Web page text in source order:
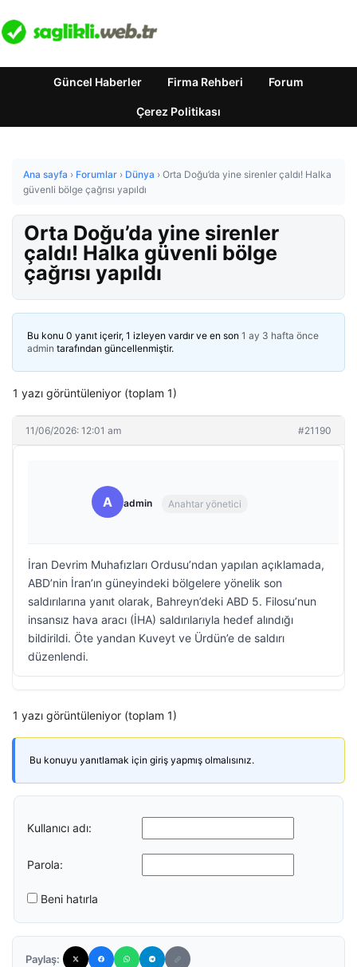
Güncel Haberler Firma Rehberi Forum
Çerez Politikası
Ana sayfa › Forumlar › Dünya › Orta Doğu’da yine sirenler çaldı! Halka
güvenli bölge çağrısı yapıldı
Orta Doğu’da yine sirenler
çaldı! Halka güvenli bölge
çağrısı yapıldı
Bu konu 0 yanıt içerir, 1 izleyen vardır ve en son 1 ay 3 hafta önce
admin tarafından güncellenmiştir.
1 yazı görüntüleniyor (toplam 1)
11/06/2026: 12:01 am #21190
A admin Anahtar yönetici
İran Devrim Muhafızları Ordusu’ndan yapılan açıklamada,
ABD’nin İran’ın güneyindeki bölgelere yönelik son
saldırılarına yanıt olarak, Bahreyn’deki ABD 5. Filosu’nun
insansız hava aracı (İHA) saldırılarıyla hedef alındığı
bildirildi. Öte yandan Kuveyt ve Ürdün’e de saldırı
düzenlendi.
1 yazı görüntüleniyor (toplam 1)
Bu konuyu yanıtlamak için giriş yapmış olmalısınız.
Kullanıcı adı:
Parola:
Beni hatırla
Paylaş: